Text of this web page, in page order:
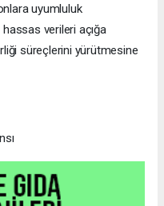
uyumluluk
verileri açığa
süreçlerini yürütmesine